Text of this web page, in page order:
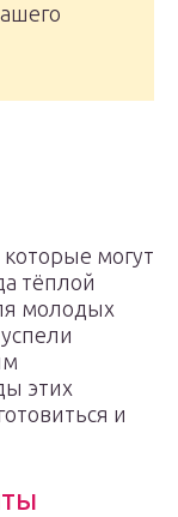
могут
тёплой
молодых
этих
и